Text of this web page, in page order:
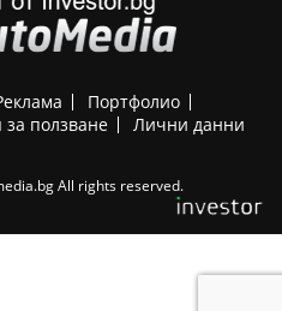
Портфолио
за ползване Лични данни
All rights reserved.